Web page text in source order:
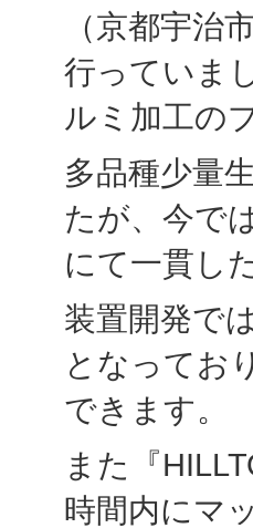
（京都宇治
行っていま
ルミ加工の
多品種少量
たが、今で
にて一貫し
装置開発で
となってお
できます。
また『
時間内にマ